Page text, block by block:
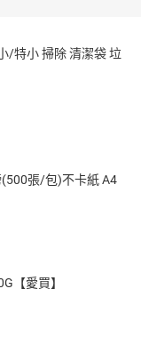
/特小 掃除 清潔袋 垃
(500張/包)不卡紙 A4
【愛買】